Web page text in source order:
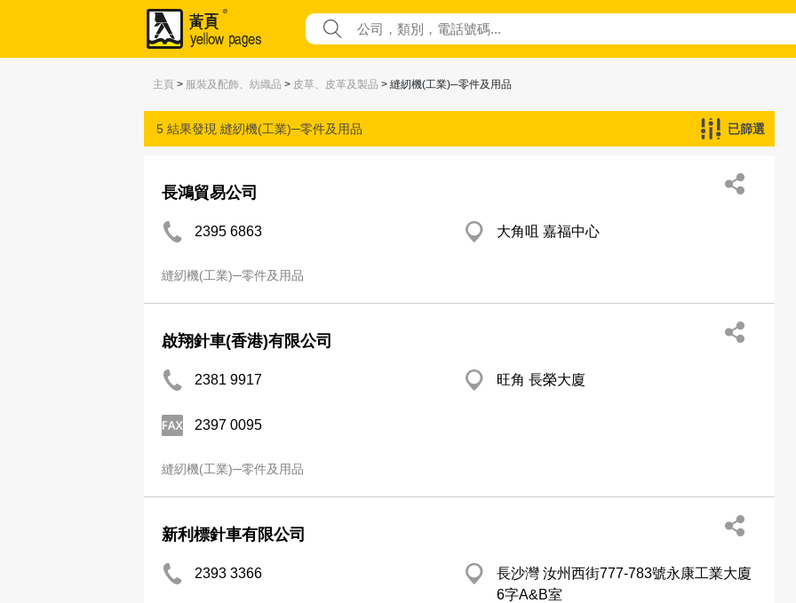
主頁 > 服裝及配飾、紡織品 > 皮草、皮革及製品 > 縫紉機(工業)─零件及用品
5 結果發現 縫紉機(工業)─零件及用品 已篩選
長鴻貿易公司
2395 6863 大角咀 嘉福中心
縫紉機(工業)─零件及用品
啟翔針車(香港)有限公司
2381 9917 旺角 長榮大廈
2397 0095
縫紉機(工業)─零件及用品
新利標針車有限公司
2393 3366
長沙灣 汝州西街777-783號永康工業大廈
6字A&B室